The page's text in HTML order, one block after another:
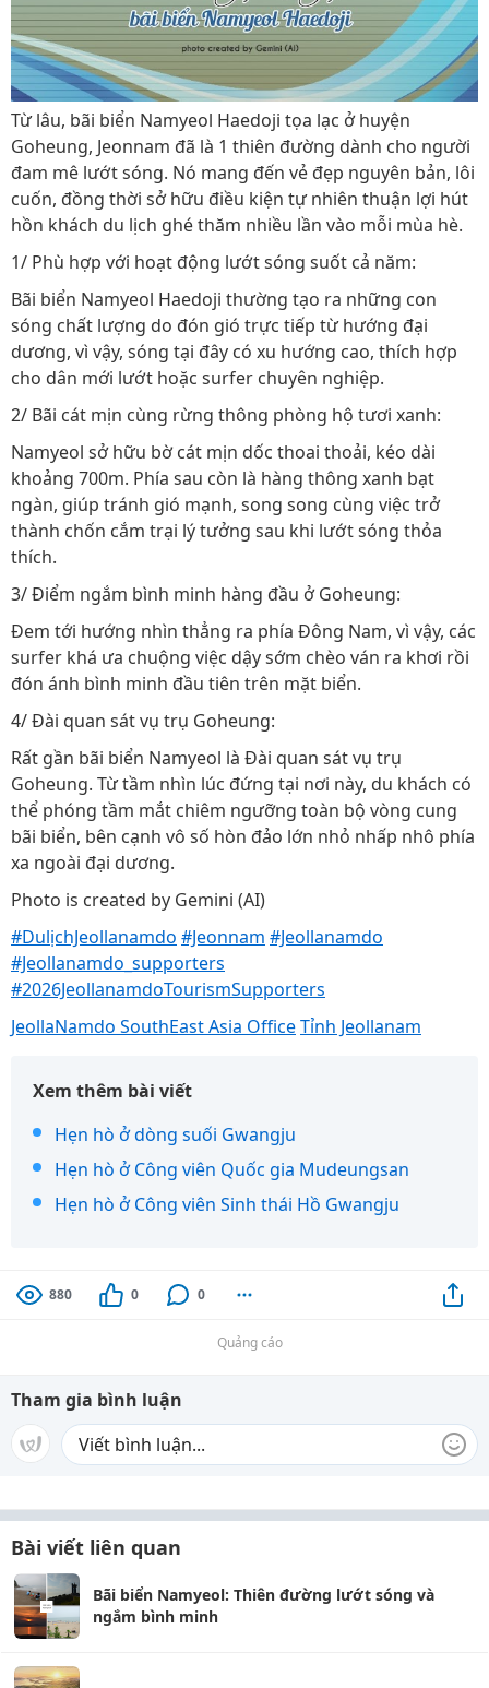
Từ lâu, bãi biển Namyeol Haedoji tọa lạc ở huyện
Goheung, Jeonnam đã là 1 thiên đường dành cho người
đam mê lướt sóng. Nó mang đến vẻ đẹp nguyên bản, lôi
cuốn, đồng thời sở hữu điều kiện tự nhiên thuận lợi hút
hồn khách du lịch ghé thăm nhiều lần vào mỗi mùa hè.
1/ Phù hợp với hoạt động lướt sóng suốt cả năm:
Bãi biển Namyeol Haedoji thường tạo ra những con
sóng chất lượng do đón gió trực tiếp từ hướng đại
dương, vì vậy, sóng tại đây có xu hướng cao, thích hợp
cho dân mới lướt hoặc surfer chuyên nghiệp.
2/ Bãi cát mịn cùng rừng thông phòng hộ tươi xanh:
Namyeol sở hữu bờ cát mịn dốc thoai thoải, kéo dài
khoảng 700m. Phía sau còn là hàng thông xanh bạt
ngàn, giúp tránh gió mạnh, song song cùng việc trở
thành chốn cắm trại lý tưởng sau khi lướt sóng thỏa
thích.
3/ Điểm ngắm bình minh hàng đầu ở Goheung:
Đem tới hướng nhìn thẳng ra phía Đông Nam, vì vậy, các
surfer khá ưa chuộng việc dậy sớm chèo ván ra khơi rồi
đón ánh bình minh đầu tiên trên mặt biển.
4/ Đài quan sát vụ trụ Goheung:
Rất gần bãi biển Namyeol là Đài quan sát vụ trụ
Goheung. Từ tầm nhìn lúc đứng tại nơi này, du khách có
thể phóng tầm mắt chiêm ngưỡng toàn bộ vòng cung
bãi biển, bên cạnh vô số hòn đảo lớn nhỏ nhấp nhô phía
xa ngoài đại dương.
Photo is created by Gemini (AI)
#DulịchJeollanamdo #Jeonnam #Jeollanamdo
#Jeollanamdo_supporters
#2026JeollanamdoTourismSupporters
JeollaNamdo SouthEast Asia OfficeTỉnh Jeollanam
Xem thêm bài viết
Hẹn hò ở dòng suối Gwangju
Hẹn hò ở Công viên Quốc gia Mudeungsan
Hẹn hò ở Công viên Sinh thái Hồ Gwangju
880 0 0
Quảng cáo
Tham gia bình luận
Bài viết liên quan
Bãi biển Namyeol: Thiên đường lướt sóng và
ngắm bình minh